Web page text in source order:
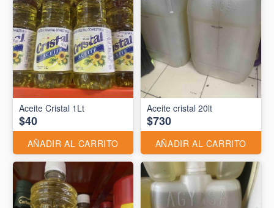
Aceite Cristal 1Lt
$40
AÑADIR AL CARRITO
Aceite cristal 20lt
$730
AÑADIR AL CARRITO